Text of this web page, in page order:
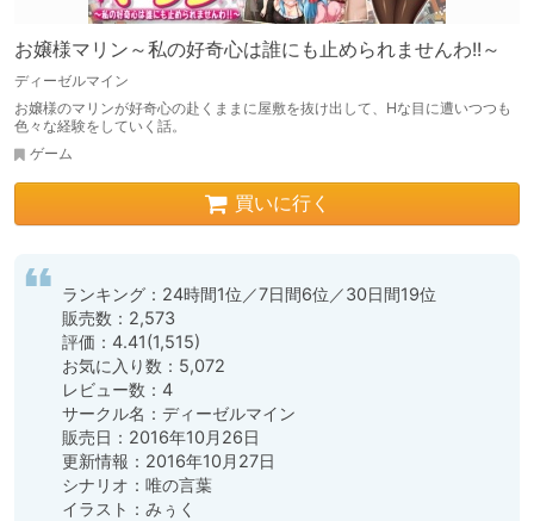
お嬢様マリン～私の好奇心は誰にも止められませんわ!!～
ディーゼルマイン
お嬢様のマリンが好奇心の赴くままに屋敷を抜け出して、Hな目に遭いつつも
色々な経験をしていく話。
ゲーム
買いに行く
ランキング：24時間1位／7日間6位／30日間19位
販売数：2,573
評価：4.41(1,515)
お気に入り数：5,072
レビュー数：4
サークル名：ディーゼルマイン
販売日：2016年10月26日
更新情報：2016年10月27日
シナリオ：唯の言葉
イラスト：みぅく